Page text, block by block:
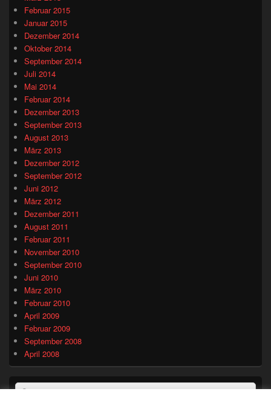
Februar 2015
Januar 2015
Dezember 2014
Oktober 2014
September 2014
Juli 2014
Mai 2014
Februar 2014
Dezember 2013
September 2013
August 2013
März 2013
Dezember 2012
September 2012
Juni 2012
März 2012
Dezember 2011
August 2011
Februar 2011
November 2010
September 2010
Juni 2010
März 2010
Februar 2010
April 2009
Februar 2009
September 2008
April 2008
SuchenSuchen